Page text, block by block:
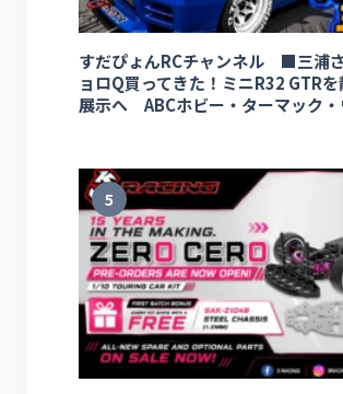
すだぴょんRCチャンネル ■三浦
ョロQ買ってきた！ミニR32 GTR
展示へ ABCホビー・ターマック・
5